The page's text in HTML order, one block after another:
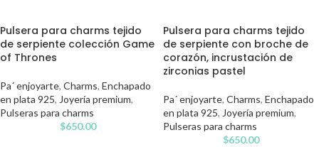
Pulsera para charms tejido
de serpiente colección Game
of Thrones
Pa´ enjoyarte, Charms, Enchapado
en plata 925, Joyería premium,
Pulseras para charms
$650.00
Pulsera para charms tejido
de serpiente con broche de
corazón, incrustación de
zirconias pastel
Pa´ enjoyarte, Charms, Enchapado
en plata 925, Joyería premium,
Pulseras para charms
$650.00